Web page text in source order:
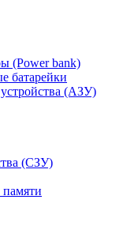
(Power bank)
батарейки
(АЗУ)
(СЗУ)